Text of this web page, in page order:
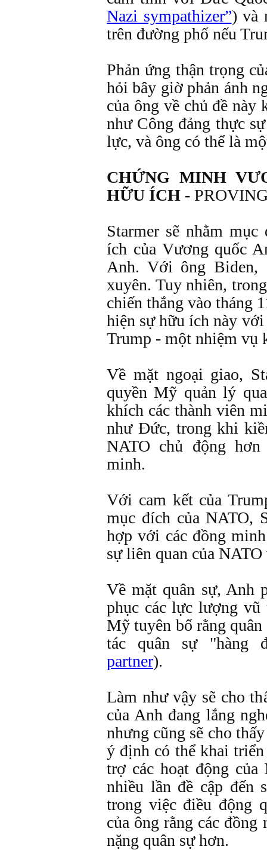
Nazi sympathizer”) và
trên đường phố nếu
Phản ứng thận trọng
hỏi bây giờ phản ánh
của ông về chủ đề này
như Công đảng thực
lực, và ông có thể là
CHỨNG MINH
HỮU ÍCH -
Starmer sẽ nhằm
ích của Vương quốc
Anh. Với ông Biden,
xuyên. Tuy nhiên,
chiến thắng vào tháng
hiện sự hữu ích này
Trump - một nhiệm vụ
Về mặt ngoại giao,
quyền Mỹ quản lý
khích các thành viên
như Đức, trong khi
NATO chủ động
minh.
Với cam kết của
mục đích của NATO,
hợp với các đồng
sự liên quan của
Về mặt quân sự, Anh
phục các lực lượng vũ
Mỹ tuyên bố rằng
tác quân sự "hàng
partner).
Làm như vậy sẽ cho
của Anh đang lắng
nhưng cũng sẽ cho
ý định có thể khai
trợ các hoạt động
nhiều lần đề cập đến
trong việc điều động
của ông rằng các đồng
nặng quân sự hơn.